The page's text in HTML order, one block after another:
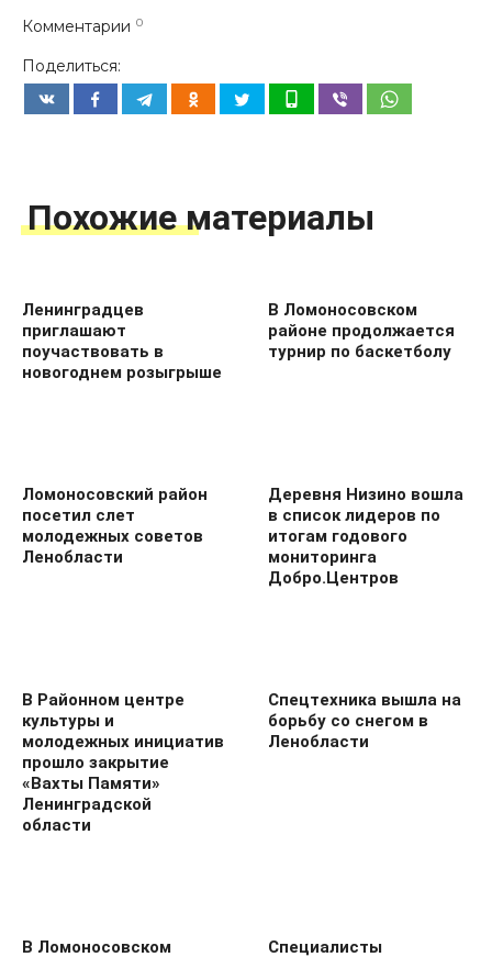
Комментарии 0
Поделиться:
Похожие материалы
Ленинградцев
приглашают
поучаствовать в
новогоднем розыгрыше
В Ломоносовском
районе продолжается
турнир по баскетболу
Ломоносовский район
посетил слет
молодежных советов
Ленобласти
Деревня Низино вошла
в список лидеров по
итогам годового
мониторинга
Добро.Центров
В Районном центре
культуры и
молодежных инициатив
прошло закрытие
«Вахты Памяти»
Ленинградской
области
Спецтехника вышла на
борьбу со снегом в
Ленобласти
В Ломоносовском Специалисты